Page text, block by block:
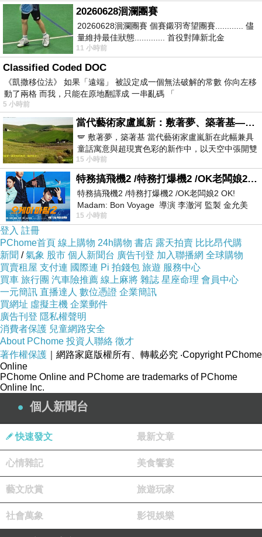
▲ 台北西門享樂文旅開封館 (Ximen Hedo Hotel Kaifeng Taipei) 實景圖
有關於訂房，我的建議是
1.景點距離及交通便利度：省下交通時間就有更
多時間玩啦！
2.價格：一分錢一分貨沒錯，不過如果是同一家
飯店的話在HOTELS.COM訂的話訂貴了還能退
價差！沒在怕的！（這點超棒！）
3.附加服務及設施設備：例如免費wifi/泳池/健身
房訂房網推薦/早餐/盥洗用具，care這些的人建
議在找房時注意一下喔！
4.實際評價：最怕住到就是圖文不符的，這真的
會壞了興致，除了去google看有沒有人住過之
外，HOTELS.COM
也是可以納入考量範圍喔！
這邊先提供我訂的 台北西門享樂文旅開封館
(Ximen Hedo Hotel Kaifeng Taipei) 房間介紹
如果有興趣到這附近玩的，不妨可以看看！
↓↓↓保證最便宜！定貴退價差↓↓↓
20260628洄瀾團賽
20260628洄瀾團賽 個賽鎩羽寄望團賽............ 儘
量維持最佳狀態............. 首役對陣新北金
龍............. 跨境群
11 小時前
Classified Coded DOC
《凱撒移位法》 如果「遠端」 被設定成一個無法破解的常數 你向左移
動了兩格 而我，只能在原地翻譯成 一串亂碼 「
5 小時前
當代藝術家盧嵐新：敷著夢、築著基——讓筆觸成為存在過的證據，將相遇的溫度熔鑄成新的模樣
🪽 敷著夢，築著基 當代藝術家盧嵐新在此幅兼具
童話寓意與超現實色彩的新作中，以天空中張開雙
翼的神聖形象與地面上聚集的人群對話，
15 小時前
特務搞飛機2 /特務打爆機2 /OK老闆娘2 OK! Madam: Bon Voyage
特務搞飛機2 /特務打爆機2 /OK老闆娘2 OK!
Madam: Bon Voyage 導演 李澈河 監製 金允美
劇本 申鉉成 主演 嚴正化 朴誠雄
15 小時前
登入 註冊
PChome首頁 線上購物 24h購物 書店 露天拍賣 比比昂代購
新聞 /氣象 股市 個人新聞台 廣告刊登 加入聯播網 全球購物
買賣租屋 支付連 國際連 Pi 拍錢包 旅遊 服務中心
買車 旅行團 汽車險推薦 線上麻將 雜誌 星座命理 會員中心
一元簡訊 直播達人 數位憑證 企業簡訊
買網址 虛擬主機 企業郵件
廣告刊登 隱私權聲明
消費者保護 兒童網路安全
About PChome 投資人聯絡 徵才
著作權保護 ｜網路家庭版權所有、轉載必究 ‧Copyright PChome
Online
PChome Online and PChome are trademarks of PChome
Online Inc.
個人新聞台
快速發文 最新文章
心情雜記 美食饗宴
藝文欣賞 旅遊玩家
社會萬象 影視娛樂